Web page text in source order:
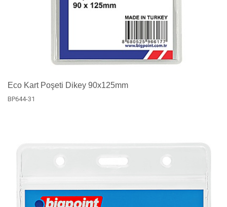
Eco Kart Poşeti Dikey 90x125mm
BP644-31